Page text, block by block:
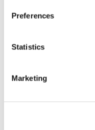
Preferences
Statistics
Marketing